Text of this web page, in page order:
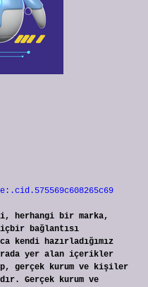
herhangi bir marka,
bağlantısı
kendi hazırladığımız
yer alan içerikler
gerçek kurum ve kişiler
Gerçek kurum ve